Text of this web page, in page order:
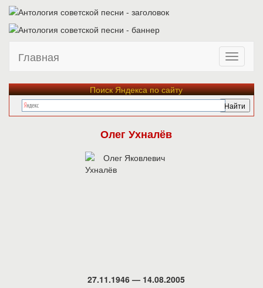
Главная
Поиск Яндекса по сайту
Олег Ухналёв
27.11.1946 — 14.08.2005